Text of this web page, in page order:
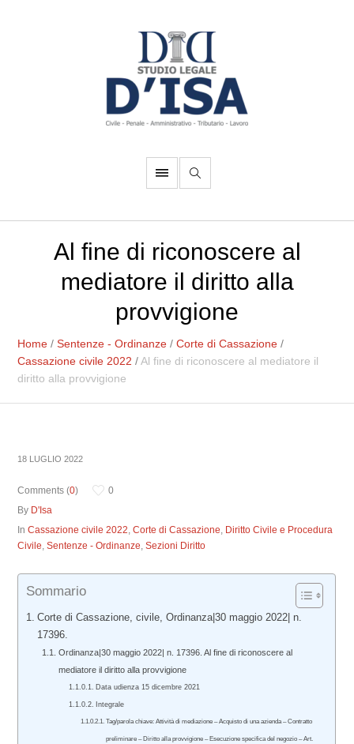
Al fine di riconoscere al
mediatore il diritto alla
provvigione
Home /Sentenze - Ordinanze /Corte di Cassazione /
Cassazione civile 2022 /Al fine di riconoscere al mediatore il
diritto alla provvigione
18 LUGLIO 2022
Comments (0)
0
By D'Isa
InCassazione civile 2022,Corte di Cassazione, Diritto Civile e Procedura
Civile,Sentenze - Ordinanze,Sezioni Diritto
Sommario
Corte di Cassazione, civile, Ordinanza|30 maggio 2022| n.
17396.
Ordinanza|30 maggio 2022| n. 17396. Al fine di riconoscere al
mediatore il diritto alla provvigione
Data udienza 15 dicembre 2021
Integrale
Tag/parola chiave: Attività di mediazione – Acquisto di una azienda – Contratto
preliminare – Diritto alla provvigione – Esecuzione specifica del negozio – Art.